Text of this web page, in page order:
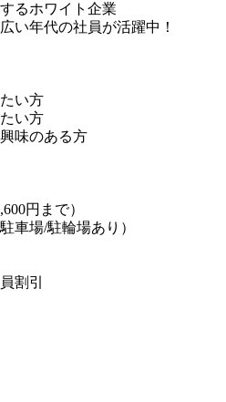
るホワイト企業
い年代の社員が活躍中！
い方
い方
味のある方
円まで）
車場/駐輪場あり）
割引